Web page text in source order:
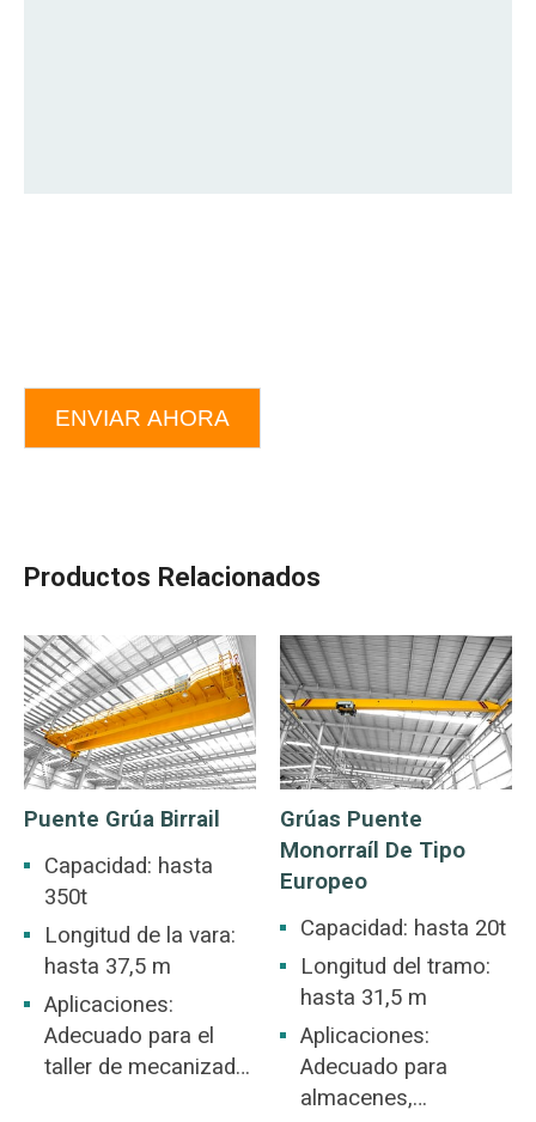
ENVIAR AHORA
Productos Relacionados
Puente Grúa Birrail
Capacidad: hasta
350t
Longitud de la vara:
hasta 37,5 m
Aplicaciones:
Adecuado para el
taller de mecanizado,
Grúas Puente
Monorraíl De Tipo
Europeo
Capacidad: hasta 20t
Longitud del tramo:
hasta 31,5 m
Aplicaciones:
Adecuado para
almacenes,